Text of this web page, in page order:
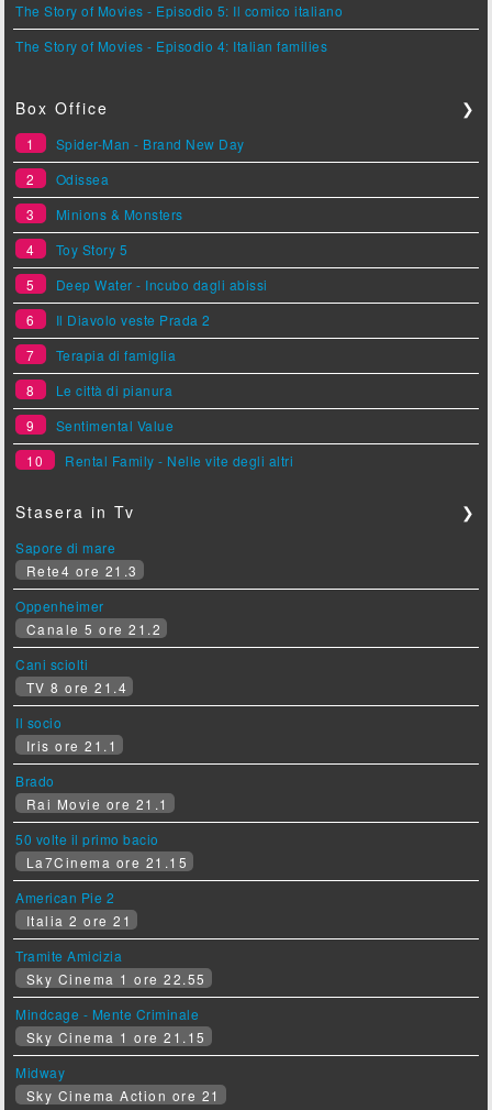
The Story of Movies - Episodio 5: Il comico italiano
The Story of Movies - Episodio 4: Italian families
Box Office ❯
1
Spider-Man - Brand New Day
2
Odissea
3
Minions & Monsters
4
Toy Story 5
5
Deep Water - Incubo dagli abissi
6
Il Diavolo veste Prada 2
7
Terapia di famiglia
8
Le città di pianura
9
Sentimental Value
10
Rental Family - Nelle vite degli altri
Stasera in Tv ❯
Sapore di mare
Rete4 ore 21.3
Oppenheimer
Canale 5 ore 21.2
Cani sciolti
TV 8 ore 21.4
Il socio
Iris ore 21.1
Brado
Rai Movie ore 21.1
50 volte il primo bacio
La7Cinema ore 21.15
American Pie 2
Italia 2 ore 21
Tramite Amicizia
Sky Cinema 1 ore 22.55
Mindcage - Mente Criminale
Sky Cinema 1 ore 21.15
Midway
Sky Cinema Action ore 21